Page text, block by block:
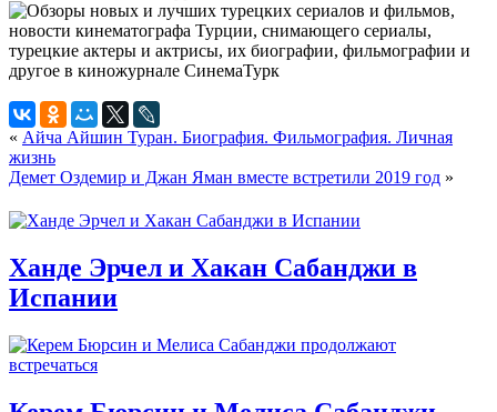
« Айча Айшин Туран. Биография. Фильмография. Личная
жизнь
Демет Оздемир и Джан Яман вместе встретили 2019 год »
Ханде Эрчел и Хакан Сабанджи в
Испании